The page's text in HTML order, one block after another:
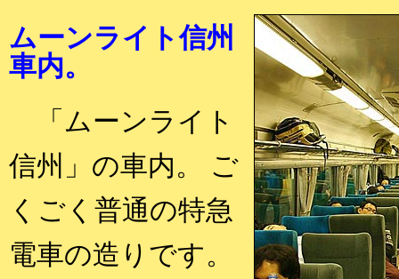
ムーンライト信州
車内。
「ムーンライト
信州」の車内。 ご
くごく普通の特急
電車の造りです。